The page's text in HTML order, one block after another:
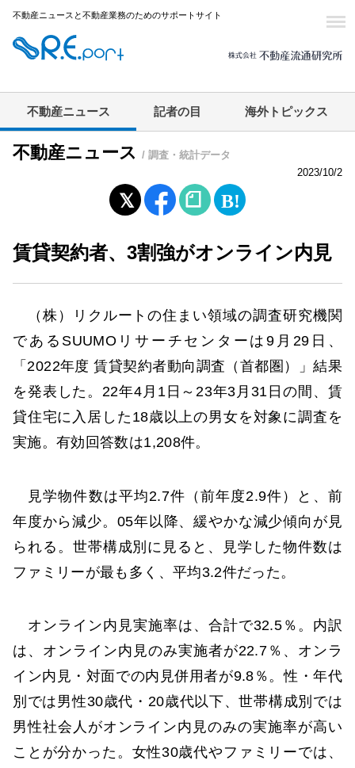
不動産ニュースと不動産業務のためのサポートサイト
不動産ニュース 記者の目 海外トピックス
不動産ニュース / 調査・統計データ
2023/10/2
賃貸契約者、3割強がオンライン内見
（株）リクルートの住まい領域の調査研究機関
であるSUUMOリサーチセンターは9月29日、
「2022年度 賃貸契約者動向調査（首都圏）」結果
を発表した。22年4月1日～23年3月31日の間、賃
貸住宅に入居した18歳以上の男女を対象に調査を
実施。有効回答数は1,208件。
見学物件数は平均2.7件（前年度2.9件）と、前
年度から減少。05年以降、緩やかな減少傾向が見
られる。世帯構成別に見ると、見学した物件数は
ファミリーが最も多く、平均3.2件だった。
オンライン内見実施率は、合計で32.5％。内訳
は、オンライン内見のみ実施者が22.7％、オンラ
イン内見・対面での内見併用者が9.8％。性・年代
別では男性30歳代・20歳代以下、世帯構成別では
男性社会人がオンライン内見のみの実施率が高い
ことが分かった。女性30歳代やファミリーでは、